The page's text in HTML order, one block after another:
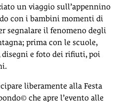
un viaggio sull’appennino
con i bambini momenti di
segnalare il fenomeno degli
prima con le scuole,
e foto dei rifiuti, poi
liberamente alla Festa
che apre l’evento alle